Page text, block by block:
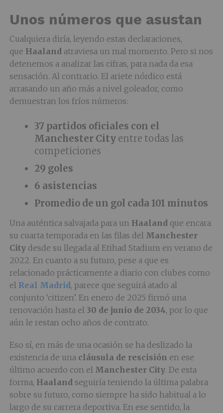
Unos números que asustan
Cualquiera diría, leyendo estas declaraciones,
que Haalandatraviesa un mal momento. Pero si nos
detenemos a analizar las cifras, para nada da esa
sensación. Al contrario. El ariete nórdico está
arrasando un año más a nivel goleador, como
demuestran los fríos números:
37 partidos oficiales con el
Manchester Cityentre todas las
competiciones
29 goles
6 asistencias
Promedio de un gol cada 101 minutos
Una auténtica salvajada para un Haalandque encara
su cuarta temporada en las filas del Manchester
City desde su llegada al Etihad Stadium en verano de
2022. En cuanto a su futuro, pese a que es
relacionado prácticamente a diario con clubes como
el Real Madrid, parece que seguirá atado al
conjunto ‘citizen’. En enero de 2025 firmó una
renovación hasta el 30 de junio de 2034, por lo que
aún le restan ocho años de contrato.
Eso sí, en más de una ocasión se ha deslizado la
existencia de una cláusula de rescisión en ese
último acuerdo con el Manchester City. De esta
forma, Haalandseguiría teniendo la última palabra
sobre su futuro, como siempre ha sido habitual a lo
largo de su carrera deportiva. En ese sentido, la